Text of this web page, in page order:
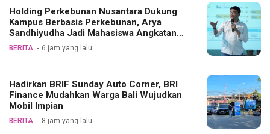
Holding Perkebunan Nusantara Dukung
Kampus Berbasis Perkebunan, Arya
Sandhiyudha Jadi Mahasiswa Angkatan
Pertama Magister ITSI
BERITA 6 jam yang lalu
Hadirkan BRIF Sunday Auto Corner, BRI
Finance Mudahkan Warga Bali Wujudkan
Mobil Impian
BERITA 8 jam yang lalu